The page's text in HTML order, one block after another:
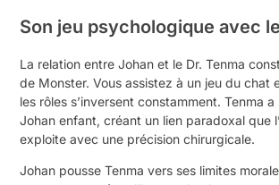
Son jeu psychologique avec
La relation entre Johan et le Dr. Tenma
de Monster. Vous assistez à un jeu du chat
les rôles s’inversent constamment. Tenma
Johan enfant, créant un lien paradoxal que
exploite avec une précision chirurgicale.
Johan pousse Tenma vers ses limites